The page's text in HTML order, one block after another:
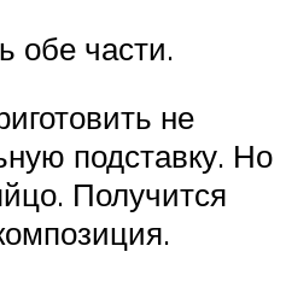
обе части.
не
подставку. Но
Получится